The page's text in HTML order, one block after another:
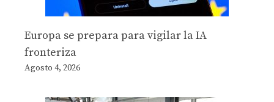
Europa se prepara para vigilar la IA
fronteriza
Agosto 4, 2026